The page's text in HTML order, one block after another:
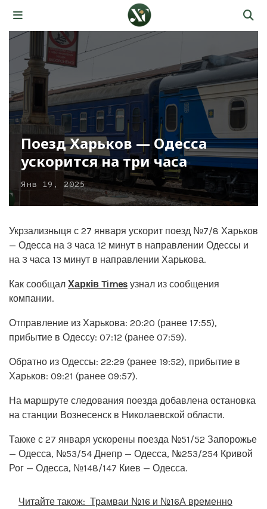
Поезд Харьков — Одесса
ускорится на три часа
Янв 19, 2025
Укрзализныця с 27 января ускорит поезд №7/8 Харьков
— Одесса на 3 часа 12 минут в направлении Одессы и
на 3 часа 13 минут в направлении Харькова.
Как сообщал Харків Times узнал из сообщения
компании.
Отправление из Харькова: 20:20 (ранее 17:55),
прибытие в Одессу: 07:12 (ранее 07:59).
Обратно из Одессы: 22:29 (ранее 19:52), прибытие в
Харьков: 09:21 (ранее 09:57).
На маршруте следования поезда добавлена остановка
на станции Вознесенск в Николаевской области.
Также с 27 января ускорены поезда №51/52 Запорожье
— Одесса, №53/54 Днепр — Одесса, №253/254 Кривой
Рог — Одесса, №148/147 Киев — Одесса.
Читайте також: Трамваи №16 и №16А временно